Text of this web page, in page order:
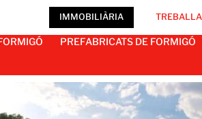
IMMOBILIÀRIA
PREFABRICATS DE FORMIGÓ